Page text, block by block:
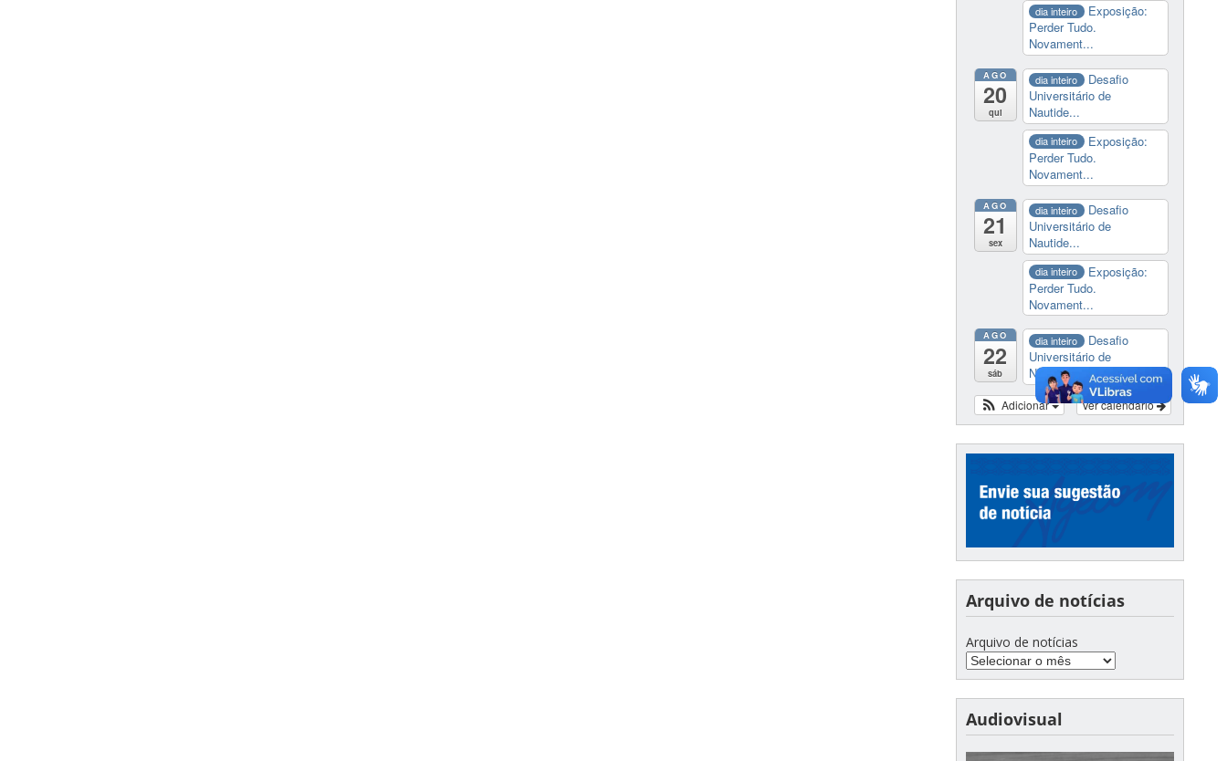
dia inteiro
Exposição:
Perder Tudo.
Novament...
AGO
20
qui
dia inteiro
Desafio
Universitário de
Nautide...
dia inteiro
Exposição:
Perder Tudo.
Novament...
AGO
21
sex
dia inteiro
Desafio
Universitário de
Nautide...
dia inteiro
Exposição:
Perder Tudo.
Novament...
AGO
22
sáb
dia inteiro
Desafio
Universitário de
Nautide...
Ver calendário
Adicionar
Arquivo de notícias
Arquivo de notícias
Audiovisual